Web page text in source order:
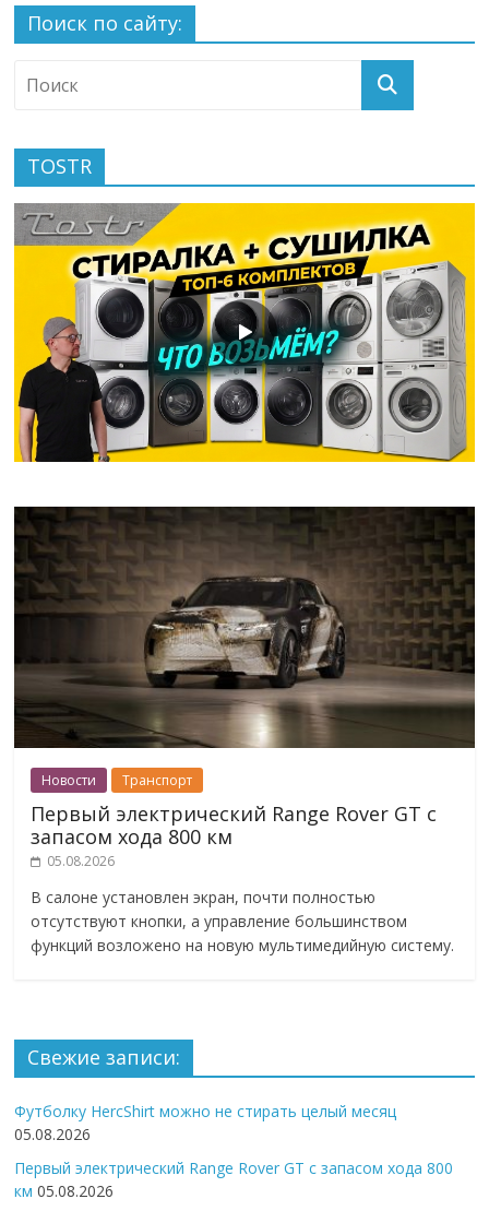
Поиск по сайту:
TOSTR
Новости Транспорт
Первый электрический Range Rover GT с
запасом хода 800 км
05.08.2026
В салоне установлен экран, почти полностью
отсутствуют кнопки, а управление большинством
функций возложено на новую мультимедийную систему.
Свежие записи:
Футболку HercShirt можно не стирать целый месяц
05.08.2026
Первый электрический Range Rover GT с запасом хода 800
км 05.08.2026